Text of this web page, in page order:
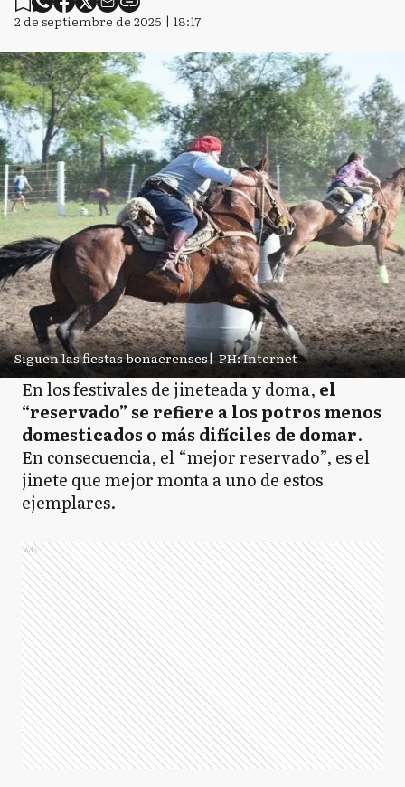
2 de septiembre de 2025 | 18:17
Siguen las fiestas bonaerenses| PH: Internet
En los festivales de jineteada y doma, el
“reservado” se refiere a los potros menos
domesticados o más difíciles de domar.
En consecuencia, el “mejor reservado”, es el
jinete que mejor monta a uno de estos
ejemplares.
Ads